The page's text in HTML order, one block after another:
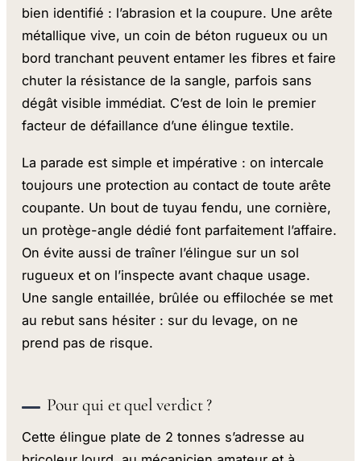
bien identifié : l’abrasion et la coupure. Une arête
métallique vive, un coin de béton rugueux ou un
bord tranchant peuvent entamer les fibres et faire
chuter la résistance de la sangle, parfois sans
dégât visible immédiat. C’est de loin le premier
facteur de défaillance d’une élingue textile.
La parade est simple et impérative : on intercale
toujours une protection au contact de toute arête
coupante. Un bout de tuyau fendu, une cornière,
un protège-angle dédié font parfaitement l’affaire.
On évite aussi de traîner l’élingue sur un sol
rugueux et on l’inspecte avant chaque usage.
Une sangle entaillée, brûlée ou effilochée se met
au rebut sans hésiter : sur du levage, on ne
prend pas de risque.
Pour qui et quel verdict ?
Cette élingue plate de 2 tonnes s’adresse au